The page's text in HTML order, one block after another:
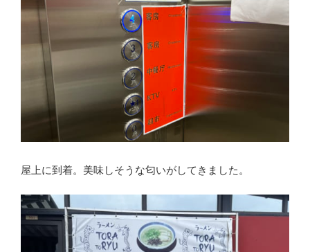
屋上に到着。美味しそうな匂いがしてきました。